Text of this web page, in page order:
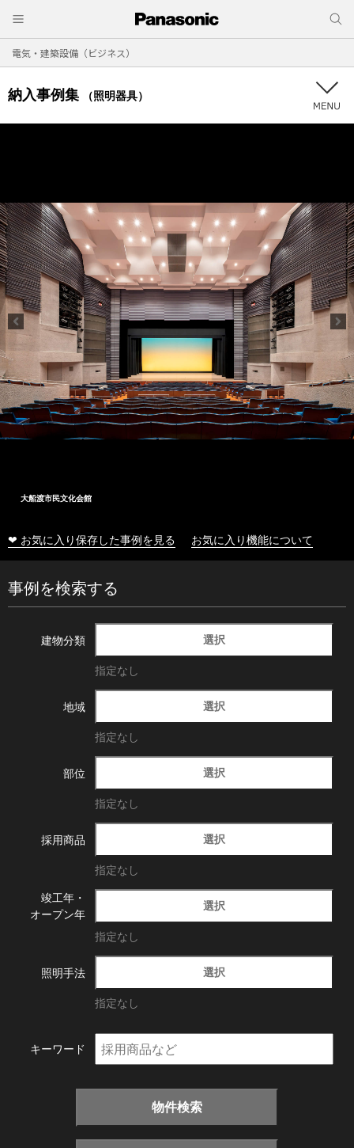
電気・建築設備（ビジネス）
納入事例集 （照明器具）
大船渡市民文化会館
❤ お気に入り保存した事例を見る お気に入り機能について
事例を検索する
建物分類 選択
指定なし
地域 選択
指定なし
部位 選択
指定なし
採用商品 選択
指定なし
竣工年・
オープン年
選択
指定なし
照明手法 選択
指定なし
キーワード
物件検索